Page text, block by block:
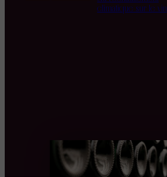
climatique sur le vin